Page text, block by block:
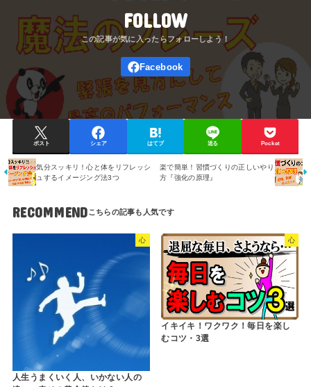
FOLLOW
ポスト シェア はてブ 送る Pocket
気分スッキリ！心と体をリフレッシ
ュするイメージング法3つ
楽で簡単！習慣づくりの正しいやり
方『強化の原理』
RECOMMEND
心
人生うまくいく人、いかない人の
心
イキイキ！ワクワク！毎日を楽し
むコツ・3選